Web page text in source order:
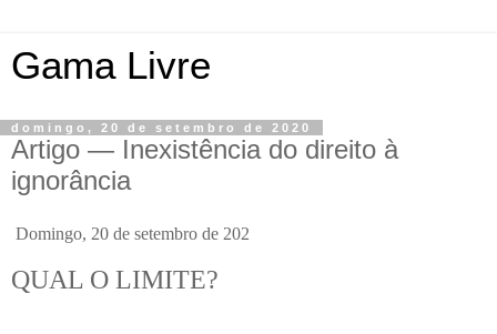
Gama Livre
domingo, 20 de setembro de 2020
Artigo — Inexistência do direito à
ignorância
Domingo, 20 de setembro de 202
QUAL O LIMITE?